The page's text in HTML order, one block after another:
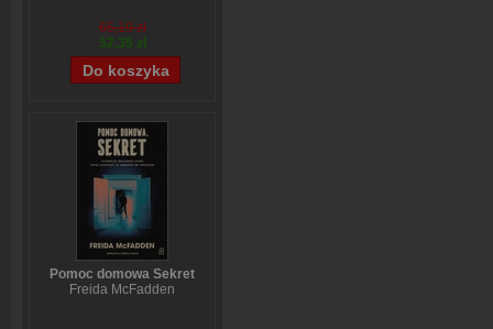
65,19 zł
52,35 zł
Pomoc domowa Sekret
Freida McFadden